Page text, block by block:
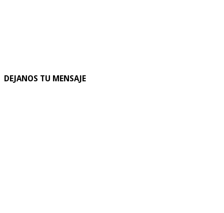
DEJANOS TU MENSAJE